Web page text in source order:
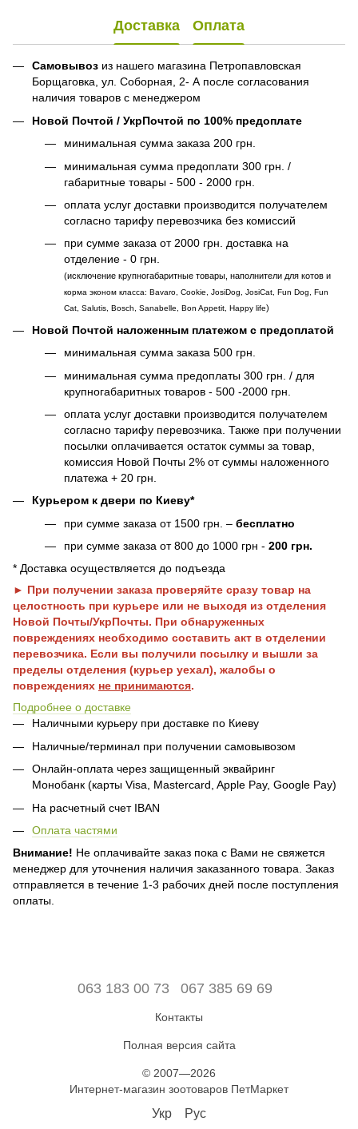
Доставка Оплата
Самовывоз из нашего магазина Петропавловская
Борщаговка, ул. Соборная, 2- А после согласования
наличия товаров с менеджером
Новой Почтой / УкрПочтой по 100% предоплате
минимальная сумма заказа 200 грн.
минимальная сумма предоплати 300 грн. /
габаритные товары - 500 - 2000 грн.
оплата услуг доставки производится получателем
согласно тарифу перевозчика без комиссий
при сумме заказа от 2000 грн. доставка на
отделение - 0 грн.
(исключение крупногабаритные товары, наполнители для котов и
корма эконом класса: Bavaro, Cookie, JosiDog, JosiCat, Fun Dog, Fun
Cat, Salutis, Bosch, Sanabelle, Bon Appetit, Happy life)
Новой Почтой наложенным платежом с предоплатой
минимальная сумма заказа 500 грн.
минимальная сумма предоплаты 300 грн. / для
крупногабаритных товаров - 500 -2000 грн.
оплата услуг доставки производится получателем
согласно тарифу перевозчика. Также при получении
посылки оплачивается остаток суммы за товар,
комиссия Новой Почты 2% от суммы наложенного
платежа + 20 грн.
Курьером к двери по Киеву*
при сумме заказа от 1500 грн. – бесплатно
при сумме заказа от 800 до 1000 грн - 200 грн.
* Доставка осуществляется до подъезда
► При получении заказа проверяйте сразу товар на
целостность при курьере или не выходя из отделения
Новой Почты/УкрПочты. При обнаруженных
повреждениях необходимо составить акт в отделении
перевозчика. Если вы получили посылку и вышли за
пределы отделения (курьер уехал), жалобы о
повреждениях не принимаются.
Подробнее о доставке
Наличными курьеру при доставке по Киеву
Наличные/терминал при получении самовывозом
Онлайн-оплата через защищенный эквайринг
Монобанк (карты Visa, Mastercard, Apple Pay, Google Pay)
На расчетный счет IBAN
Оплата частями
Внимание! Не оплачивайте заказ пока с Вами не свяжется
менеджер для уточнения наличия заказанного товара. Заказ
отправляется в течение 1-3 рабочих дней после поступления
оплаты.
063 183 00 73 067 385 69 69
Контакты
Полная версия сайта
© 2007—2026
Интернет-магазин зоотоваров ПетМаркет
Укр Рус